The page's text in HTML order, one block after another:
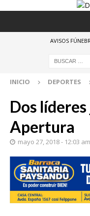
AVISOS
INICIO DEPORTES
Dos
Apertura
mayo 27, 2018 - 12:03 am